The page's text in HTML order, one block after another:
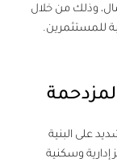
من خلال
البنية
وسكنية